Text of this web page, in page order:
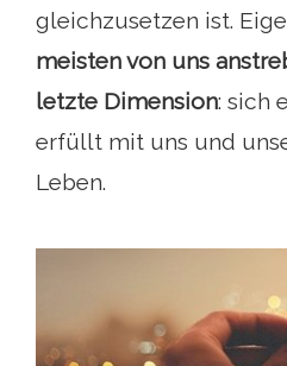
gleichzusetzen ist.
meisten von uns
letzte Dimension: sich
erfüllt mit uns und
Leben.